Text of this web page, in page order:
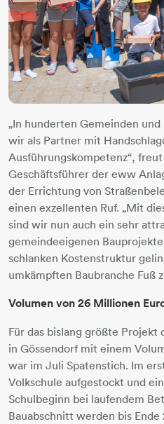
„In hunderten Gemeinden
wir als Partner mit
Ausführungskompetenz“,
Geschäftsführer der eww
der Errichtung von
einen exzellenten Ruf. „Mit
sind wir nun auch ein sehr
gemeindeeigenen
schlanken Kostenstruktur
umkämpften Baubranche Fuß
Volumen von 26 Millionen
Für das bislang größte
in Gössendorf mit einem
war im Juli Spatenstich. Im
Volkschule aufgestockt und
Schulbeginn bei laufendem
Bauabschnitt werden bis